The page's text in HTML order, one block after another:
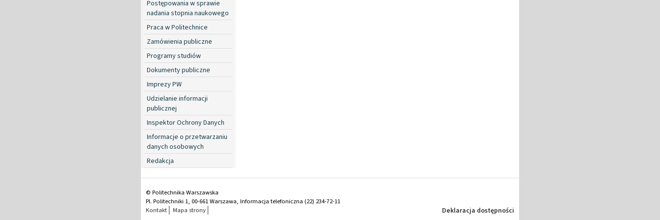
Postępowania w sprawie
nadania stopnia naukowego
Praca w Politechnice
Zamówienia publiczne
Programy studiów
Dokumenty publiczne
Imprezy PW
Udzielanie informacji
publicznej
Inspektor Ochrony Danych
Informacje o przetwarzaniu
danych osobowych
Redakcja
© Politechnika Warszawska
Pl. Politechniki 1, 00-661 Warszawa, Informacja telefoniczna (22) 234-72-11
Kontakt
Mapa strony Deklaracja dostępności